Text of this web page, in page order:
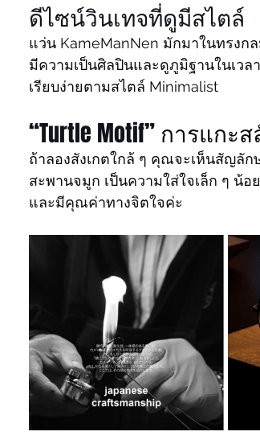
ดีไซน์วินเทจที่ดูมีสไตล์
แว่น KameManNen มักมาในทรงก
มีความเป็นศิลปินและดูภูมิฐานในเวล
เรียบง่ายตามสไตล์ Minimalist
“Turtle Motif” การแกะ
ถ้าลองสังเกตใกล้ ๆ คุณจะเห็นสัญลั
สะพานจมูก เป็นความใส่ใจเล็ก ๆ น้
และมีคุณค่าทางจิตใจค่ะ